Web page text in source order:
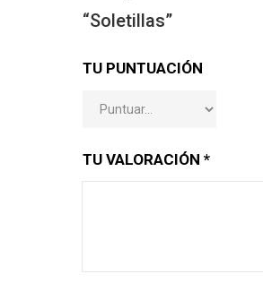
“Soletillas”
TU PUNTUACIÓN
TU VALORACIÓN*